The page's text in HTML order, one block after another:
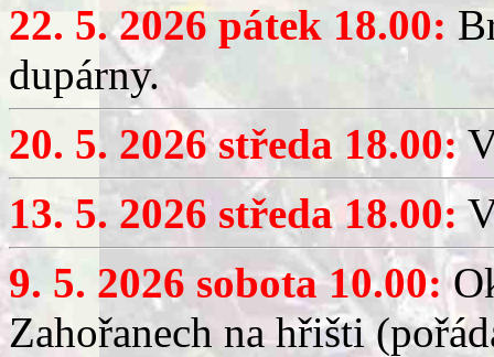
22. 5. 2026 pátek 18.00:
dupárny.
20. 5. 2026 středa 18.00:
13. 5. 2026 středa 18.00:
9. 5. 2026 sobota 10.00:
Zahořanech na hřišti